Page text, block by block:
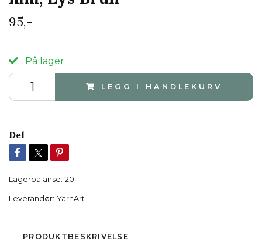
95,-
På lager
LEGG I HANDLEKURV
Del
Lagerbalanse: 20
Leverandør: YarnArt
PRODUKTBESKRIVELSE